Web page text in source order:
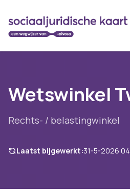
Wetswinkel
Rechts- / belastingwinkel
Laatst bijgewerkt:31-5-2026